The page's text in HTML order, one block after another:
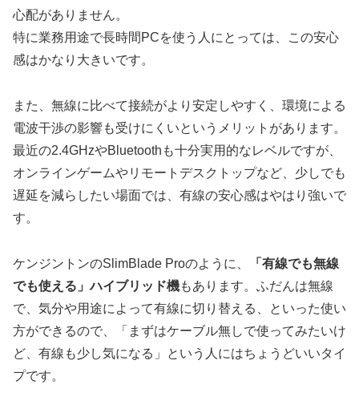
心配がありません。
特に業務用途で長時間PCを使う人にとっては、この安心
感はかなり大きいです。
また、無線に比べて接続がより安定しやすく、環境による
電波干渉の影響も受けにくいというメリットがあります。
最近の2.4GHzやBluetoothも十分実用的なレベルですが、
オンラインゲームやリモートデスクトップなど、少しでも
遅延を減らしたい場面では、有線の安心感はやはり強いで
す。
ケンジントンのSlimBlade Proのように、
「有線でも無線
でも使える」ハイブリッド機もあります。ふだんは無線
で、気分や用途によって有線に切り替える、といった使い
方ができるので、「まずはケーブル無しで使ってみたいけ
ど、有線も少し気になる」という人にはちょうどいいタイ
プです。